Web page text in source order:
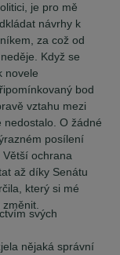
je pro mě
návrhy k
za což od
Když se
novele
bod
vztahu mezi
O žádné
posílení
ochrana
až díky Senátu
který si mé
svých
nějaká správní